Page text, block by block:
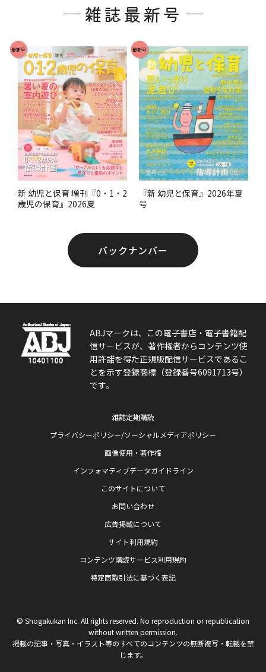
雑誌最新号
最新号
新 幼児と保育 増刊『0・1・2
歳児の保育』2026夏
最新号
『新 幼児と保育』2026年夏
号
バックナンバー
ABJマークは、この電子書店・電子書籍配
信サービスが、著作権者からコンテンツ使
用許諾を得た正規版配信サービスであるこ
とを示す登録商標（登録番号6091713号）
です。
雑誌定期購読
プライバシーポリシー/ソーシャルメディアポリシー
画像使用・著作権
インフォマティブデータガイドライン
このサイトについて
お問い合わせ
広告掲載について
サイト利用規約
コンテンツ購読サービス利用規約
特定商取引法に基づく表記
© Shogakukan Inc. All rights reserved. No reproduction or republication
without written permission.
掲載の記事・写真・イラスト等のすべてのコンテンツの無断複写・転載を禁
じます。